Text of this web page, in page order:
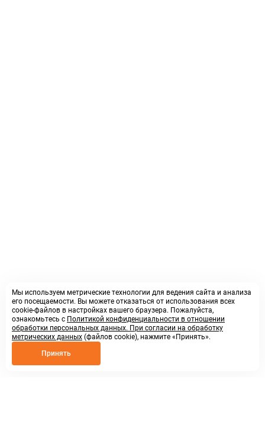
Мы используем метрические технологии для ведения сайта и анализа
его посещаемости. Вы можете отказаться от использования всех
cookie-файлов в настройках вашего браузера. Пожалуйста,
ознакомьтесь с Политикой конфиденциальности в отношении
обработки персональных данных. При согласии на обработку
метрических данных (файлов cookie), нажмите «Принять».
Принять